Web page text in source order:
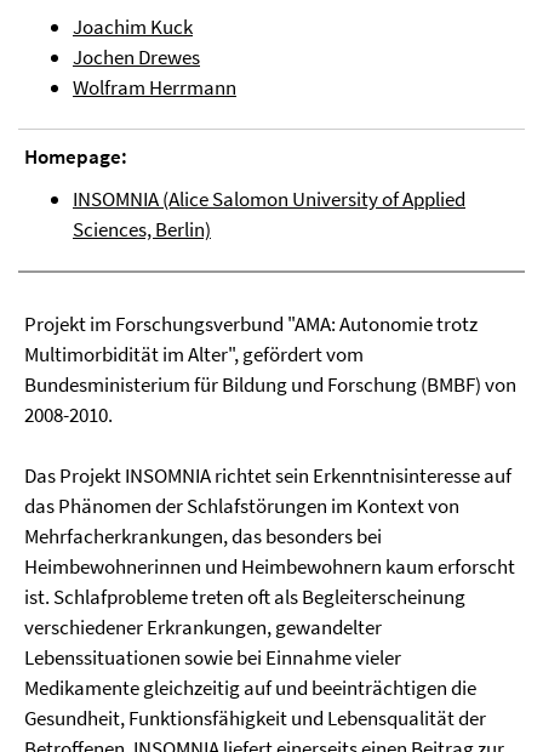
Joachim Kuck
Jochen Drewes
Wolfram Herrmann
Homepage:
INSOMNIA (Alice Salomon University of Applied
Sciences, Berlin)
Projekt im Forschungsverbund "AMA: Autonomie trotz
Multimorbidität im Alter", gefördert vom
Bundesministerium für Bildung und Forschung (BMBF) von
2008-2010.
Das Projekt INSOMNIA richtet sein Erkenntnisinteresse auf
das Phänomen der Schlafstörungen im Kontext von
Mehrfacherkrankungen, das besonders bei
Heimbewohnerinnen und Heimbewohnern kaum erforscht
ist. Schlafprobleme treten oft als Begleiterscheinung
verschiedener Erkrankungen, gewandelter
Lebenssituationen sowie bei Einnahme vieler
Medikamente gleichzeitig auf und beeinträchtigen die
Gesundheit, Funktionsfähigkeit und Lebensqualität der